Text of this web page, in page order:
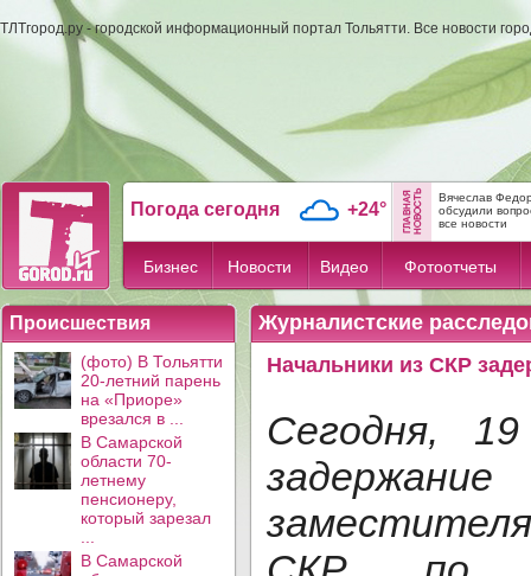
ТЛТгород.ру - городской информационный портал Тольятти. Все новости
Погода сегодня +24°
Вячеслав
обсудили
все новости
Бизнес Новости Видео Фотоотчеты
Происшествия
(фото) В Тольятти
20-летний парень
на «Приоре»
врезался в ...
В Самарской
области 70-
летнему
пенсионеру,
который зарезал
В Самарской
Журналистские
Начальники из СКР
Сегодня,